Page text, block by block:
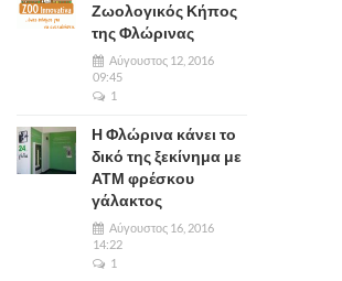
Ζωολογικός Κήπος
της Φλώρινας
Αύγουστος 12, 2016
09:45
1
Η Φλώρινα κάνει το
δικό της ξεκίνημα με
ΑΤΜ φρέσκου
γάλακτος
Αύγουστος 16, 2016
14:22
1